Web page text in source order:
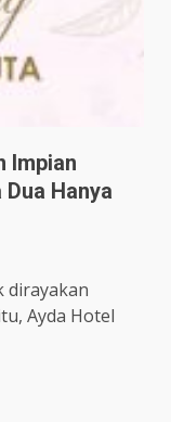
Impian
Hanya
dirayakan
Ayda Hotel